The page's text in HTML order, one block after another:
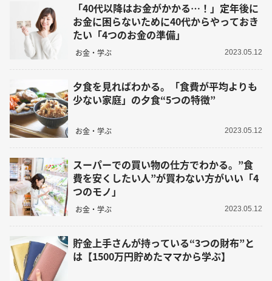
「40代以降はお金がかかる…！」定年後に
お金に困らないために40代からやっておき
たい「4つのお金の準備」
お金・学ぶ 2023.05.12
夕食を見ればわかる。「食費が平均よりも
少ない家庭」の夕食“5つの特徴”
お金・学ぶ 2023.05.12
スーパーでの買い物の仕方でわかる。”食
費を安くしたい人”が買わない方がいい「4
つのモノ」
お金・学ぶ 2023.05.12
貯金上手さんが持っている“3つの財布”と
は【1500万円貯めたママから学ぶ】